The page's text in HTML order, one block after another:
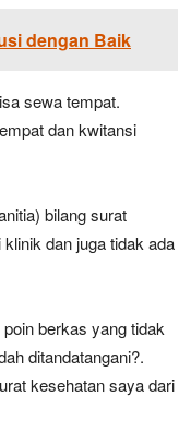
dengan Baik
sewa tempat.
dan kwitansi
bilang surat
dan juga tidak ada
berkas yang tidak
ditandatangani?.
kesehatan saya dari